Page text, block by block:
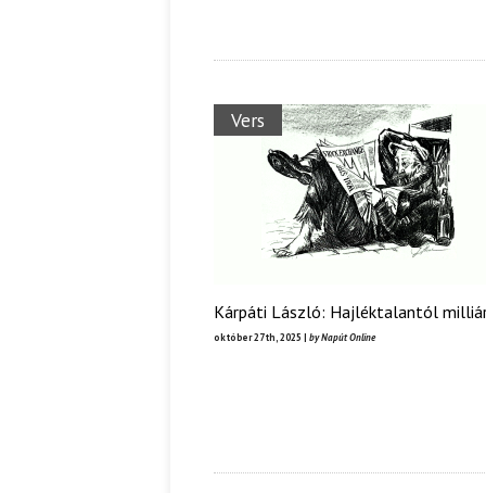
Vers
Kárpáti László: Hajléktalantól
október 27th, 2025 | by Napút Online